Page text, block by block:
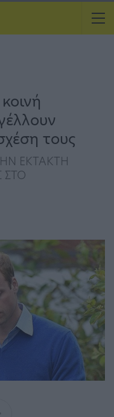
τους
ΕΚΤΑΚΤΗ
ΣΤΟ